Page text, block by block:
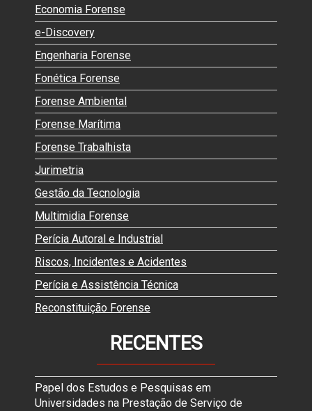
Economia Forense
e-Discovery
Engenharia Forense
Fonética Forense
Forense Ambiental
Forense Marítima
Forense Trabalhista
Jurimetria
Gestão da Tecnologia
Multimidia Forense
Perícia Autoral e Industrial
Riscos, Incidentes e Acidentes
Perícia e Assistência Técnica
Reconstituição Forense
RECENTES
Papel dos Estudos e Pesquisas em
Universidades na Prestação de Serviço de